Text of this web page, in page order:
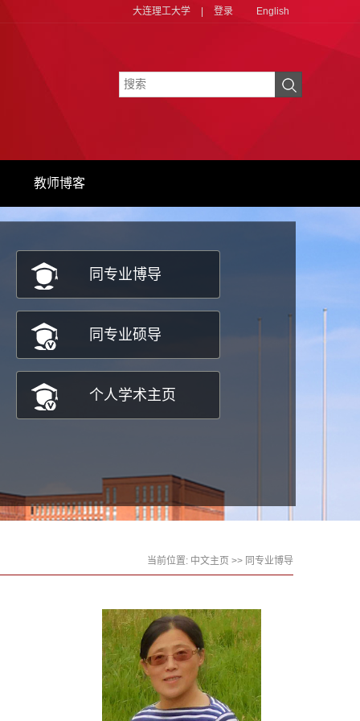
大连理工大学 登录 English
教师博客
同专业博导
同专业硕导
个人学术主页
当前位置: 中文主页 >> 同专业博导